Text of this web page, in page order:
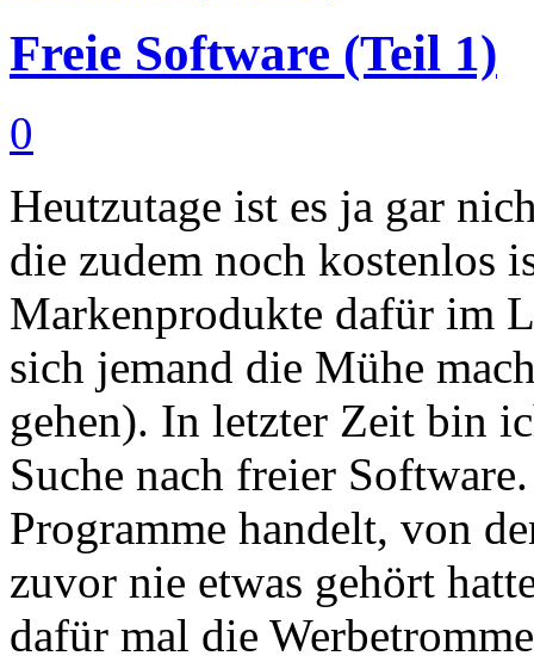
Freie Software (Teil 1)
0
Heutzutage ist es ja gar
die zudem noch kostenlos
Markenprodukte dafür im
sich jemand die Mühe
gehen). In letzter Zeit bin
Suche nach freier
Programme handelt, von
zuvor nie etwas gehört
dafür mal die